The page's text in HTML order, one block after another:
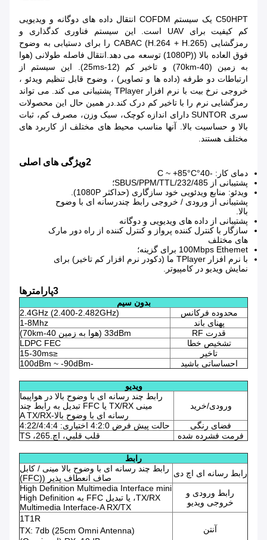
C50HPT یک سیستم COFDM انتقال داده های دوگانه و ویدیویی
کم کیفیت برای UAV است. این سیستم فناوری کدگذاری و
رمزگشایی CABAC (H.264 + H.265) را برای دستیابی به وضوح
فوق العاده بالا ((1080P) توسعه می دهد.انتقال فاصله طولانی (هوا
به زمین (40-70km) و تاخیر کم (12-25ms). این سیستم از
ارتباطات دو طرفه (داده ها و تصاویر) ، وضوح قابل تنظیم ویدئو ،
خروجی نرخ بیت با نرم افزار TPlayer پشتیبانی می کند. می تواند
رمزگشایی نرم را با تاخیر کم درک کند.در همین حال این محصولات
سری SUNTOR دارای اندازه کوچک، سبک وزن، مصرف کم، ثبات
بالا و حساسیت بالا. آنها مناسب محیط های مختلف از کاربرد های
مختلف هستند.
2ویژگی های اصلی
دمای کار: -40°C ~ +85°C
پشتیبانی از SBUS/PPM/TTL/232/485؛
ویدئو: منابع ویدئویی خود سازگاری (حداکثر 1080P).
پشتیبانی از ورودی / خروجی رابط چندرسانه ای با وضوح
بالا.
پشتیبانی از داده های ویدیویی و دوگانه
سازگار با کنترل کننده پرواز و کنترل کننده از راه دور مارک
های مختلف
100Mbps Ethemet برای گزینه؛
با نرم افزار TPlayer ما (دکودر نرم افزار کم تاخیر) برای
نمایش ویدیو در کامپیوتر.
3پارامترها
بدون سیم
محدوده فرکانس
2.4GHz (2.400-2.482GHz)
پهنای باند
1-8Mhz
قدرت RF
33dBm (هوا به زمین 40-70km)
تشخیص خطا
LDPC FEC
تاخیر
≤15-30ms
احساساتی باشید
-100dBm ~ -90dBm
ویدیو
ورودی/خرید
رابط چند رسانه ای با وضوح بالا در هواپیما
مینی TX/RX یا FFC تبدیل به رابط چند
رسانه ای با وضوح بالا-A TX/RX
فضای رنگی
حالت پیش فرض 4:2:0 اختیاری: 4:22/4:4:4
فرمت فشرده شده
قلب قلبي، اچ.265، TS
رابط
رابط رسانه ای اچ دی رابط چند رسانه ای با وضوح بالا مینی / کابل
صاف انعطاف پذیر ((FFC)
رابط ورودی و
خروجی ویدیو
High Definition Multimedia Interface mini
TX/RX، یا تبدیل FFC به High Definition
Multimedia Interface-A RX/TX
آنتن
1T1R
TX: 7db (25cm Omni Antenna)